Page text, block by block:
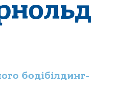
бодібілдинг-